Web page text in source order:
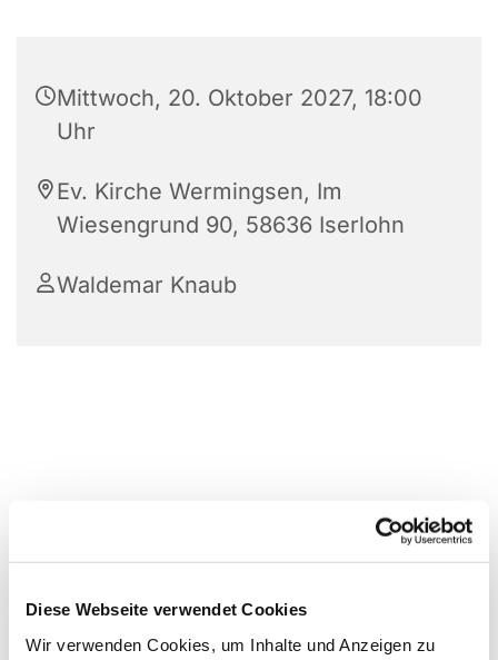
Diese Webseite verwendet Cookies
Wir verwenden Cookies, um Inhalte und Anzeigen zu
Mittwoch, 20. Oktober 2027, 18:00
Uhr
Ev. Kirche Wermingsen, Im
Wiesengrund 90, 58636 Iserlohn
Waldemar Knaub